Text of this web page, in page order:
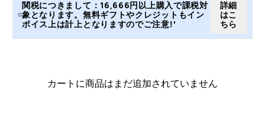
関税につきまして：16,666円以上購入で課税対
象となります。無料ギフトやクレジットもイン
ボイス上は計上となりますのでご注意!'
詳細
はこ
ちら
カートに商品はまだ追加されていません